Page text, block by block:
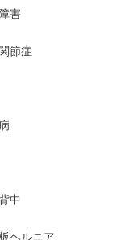
害
節症
中
ヘルニア